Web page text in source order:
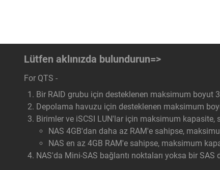
Lütfen aklınızda bulundurun=>
For QTS -
Bir RAID grubu için desteklenen maksimum boyut
Depolama havuzu için desteklenen maksimum
Birimler ve iSCSI LUN'lar için maksimum kapasite,
NAS 4GB'dan daha az RAM'e sahipse,
NAS en az 4GB RAM'e sahipse, maksimum
NAS'da Mini-SAS bağlantı noktaları yoksa bir SAS